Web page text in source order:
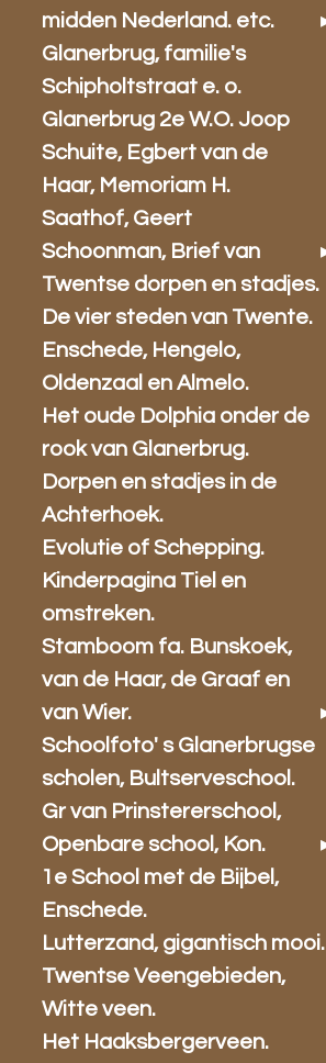
midden Nederland. etc.
Glanerbrug, familie's
Schipholtstraat e. o.
Glanerbrug 2e W.O. Joop
Schuite, Egbert van de
Haar, Memoriam H.
Saathof, Geert
Schoonman, Brief van
Twentse dorpen en stadjes.
De vier steden van Twente.
Enschede, Hengelo,
Oldenzaal en Almelo.
Het oude Dolphia onder de
rook van Glanerbrug.
Dorpen en stadjes in de
Achterhoek.
Evolutie of Schepping.
Kinderpagina Tiel en
omstreken.
Stamboom fa. Bunskoek,
van de Haar, de Graaf en
van Wier.
Schoolfoto' s Glanerbrugse
scholen, Bultserveschool.
Gr van Prinstererschool,
Openbare school, Kon.
1e School met de Bijbel,
Enschede.
Lutterzand, gigantisch mooi.
Twentse Veengebieden,
Witte veen.
Het Haaksbergerveen.